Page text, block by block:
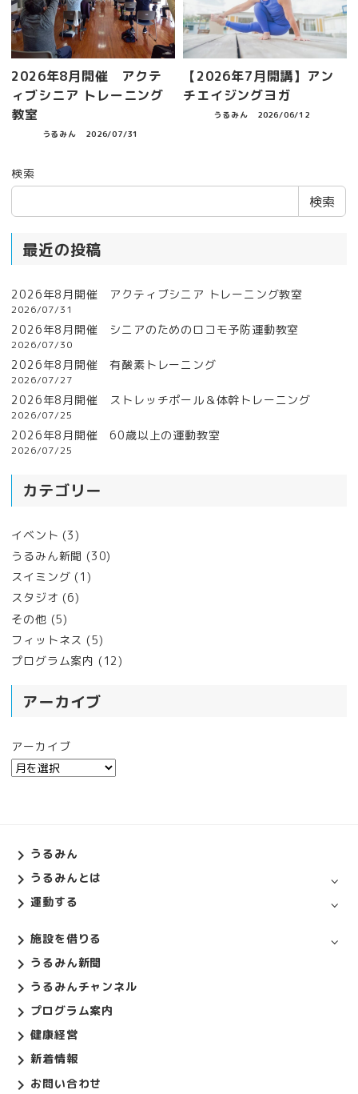
2026年8月開催 アクテ
ィブシニア トレーニング
教室
うるみん 2026/07/31
【2026年7月開講】アン
チエイジングヨガ
うるみん 2026/06/12
検索
検索
最近の投稿
2026年8月開催 アクティブシニア トレーニング教室
2026/07/31
2026年8月開催 シニアのためのロコモ予防運動教室
2026/07/30
2026年8月開催 有酸素トレーニング
2026/07/27
2026年8月開催 ストレッチポール＆体幹トレーニング
2026/07/25
2026年8月開催 60歳以上の運動教室
2026/07/25
カテゴリー
イベント (3)
うるみん新聞 (30)
スイミング (1)
スタジオ (6)
その他 (5)
フィットネス (5)
プログラム案内 (12)
アーカイブ
アーカイブ
うるみん
うるみんとは
運動する
施設を借りる
うるみん新聞
うるみんチャンネル
プログラム案内
健康経営
新着情報
お問い合わせ